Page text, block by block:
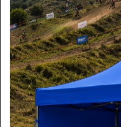
Seleccione una forma
atenderá su solicitud:
Por favor ingrese la
Nombre:
Apellido: